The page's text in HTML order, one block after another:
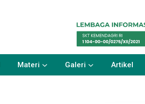
Materi Galeri Artikel